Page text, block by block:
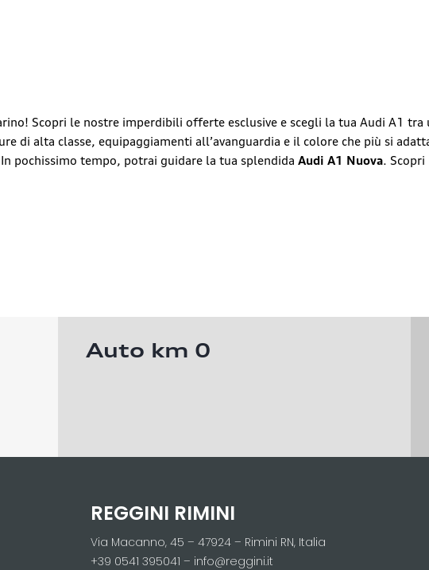
Scopri le nostre imperdibili offerte esclusive e scegli la tua Audi A1
di alta classe, equipaggiamenti all’avanguardia e il colore che più si
pochissimo tempo, potrai guidare la tua splendida Audi A1 Nuova.
Auto km 0
REGGINI RIMINI
Via Macanno, 45 – 47924 – Rimini RN, Italia
+39 0541 395041 – info@reggini.it